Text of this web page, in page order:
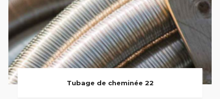
Tubage de cheminée 22